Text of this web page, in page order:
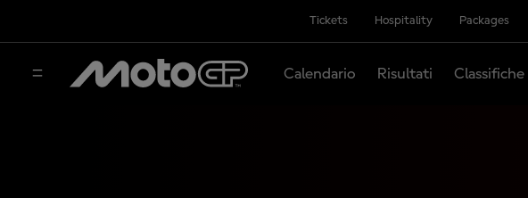
Tickets Hospitality Packages
Calendario Risultati Classifiche